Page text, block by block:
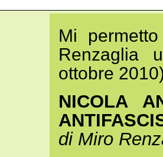
Mi
Renzaglia
ottobre
NICOLA
di Miro